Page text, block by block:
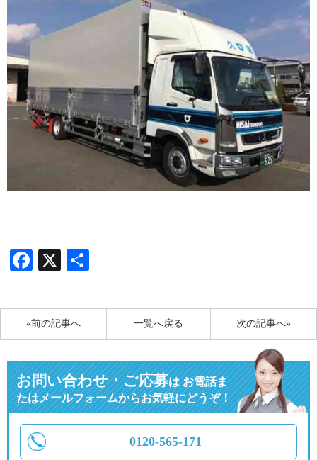
Facebook
X
«前の記事へ 次の記事へ»
一覧へ戻る
お問い合わせ・ご応募はお電話ま
たはメールフォームからお気軽にどうぞ！
0120-565-171